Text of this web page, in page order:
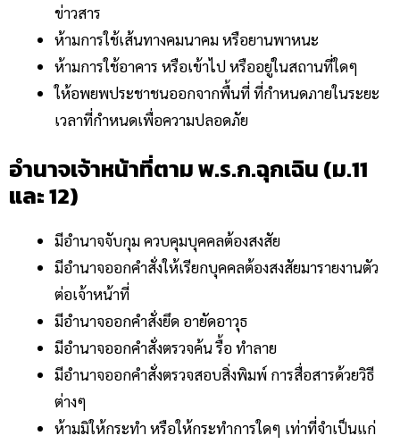
ข่าวสาร
ห้ามการใช้เส้นทางคมนาคม หรือยานพาหนะ
ห้ามการใช้อาคาร หรือเข้าไป หรืออยู่ในสถานที่ใดๆ
ให้อพยพประชาชนออกจากพื้นที่ ที่กำหนดภายในระยะ
เวลาที่กำหนดเพื่อความปลอดภัย
อำนาจเจ้าหน้าที่ตาม พ.ร.ก.ฉุกเฉิน (ม.11
และ 12)
มีอำนาจจับกุม ควบคุมบุคคลต้องสงสัย
มีอำนาจออกคำสั่งให้เรียกบุคคลต้องสงสัยมารายงานตัว
ต่อเจ้าหน้าที่
มีอำนาจออกคำสั่งยึด อายัดอาวุธ
มีอำนาจออกคำสั่งตรวจค้น รื้อ ทำลาย
มีอำนาจออกคำสั่งตรวจสอบสิ่งพิมพ์ การสื่อสารด้วยวิธี
ต่างๆ
ห้ามมิให้กระทำ หรือให้กระทำการใดๆ เท่าที่จำเป็นแก่